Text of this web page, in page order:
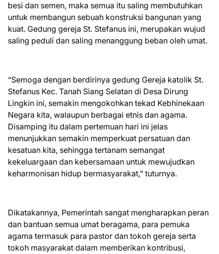
besi dan semen, maka semua itu saling membutuhkan
untuk membangun sebuah konstruksi bangunan yang
kuat. Gedung gereja St. Stefanus ini, merupakan wujud
saling peduli dan saling menanggung beban oleh umat.
“Semoga dengan berdirinya gedung Gereja katolik St.
Stefanus Kec. Tanah Siang Selatan di Desa Dirung
Lingkin ini, semakin mengokohkan tekad Kebhinekaan
Negara kita, walaupun berbagai etnis dan agama.
Disamping itu dalam pertemuan hari ini jelas
menunjukkan semakin memperkuat persatuan dan
kesatuan kita, sehingga tertanam semangat
kekeluargaan dan kebersamaan untuk mewujudkan
keharmonisan hidup bermasyarakat,” tuturnya.
Dikatakannya, Pemerintah sangat mengharapkan peran
dan bantuan semua umat beragama, para pemuka
agama termasuk para pastor dan tokoh gereja serta
tokoh masyarakat dalam memberikan kontribusi,